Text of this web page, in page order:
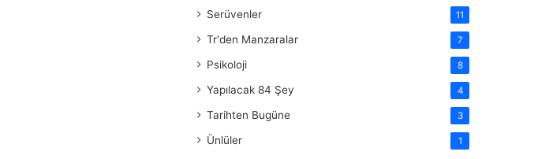
Serüvenler 11
Tr'den Manzaralar 7
Psikoloji 8
Yapılacak 84 Şey 4
Tarihten Bugüne 3
Ünlüler 1